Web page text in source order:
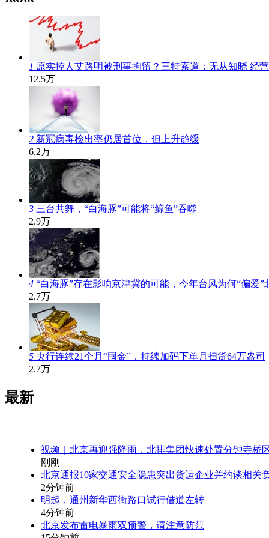
1 原实控人艾路明被刑事拘留？三特索道：无从知晓 经
12.5万
2 新冠病毒检出率仍居首位，但上升趋缓
6.2万
3 三台共舞，“白海豚”可能将“鲸鱼”吞噬
2.9万
4 “白海豚”存在影响京津冀的可能，今年台风为何“偏爱”
2.7万
5 央行连续21个月“囤金”，持续加码下单月扫货64万盎司
2.7万
最新
视频｜北京再迎强降雨，北排集团快速处置分钟寺桥
刚刚
北京通报10家交通安全隐患突出货运企业并约谈相关
2分钟前
明起，通州新华西街路口试行借道左转
4分钟前
北京发布雷电暴雨双预警，请注意防范